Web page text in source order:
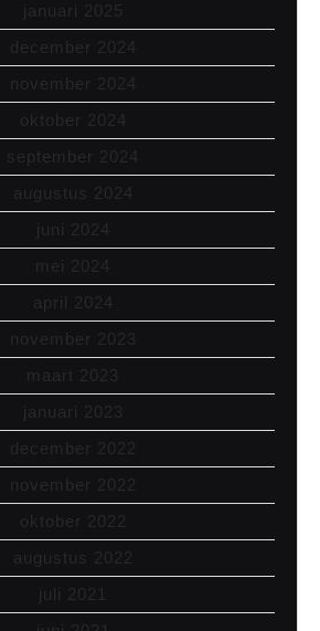
januari 2025
december 2024
november 2024
oktober 2024
september 2024
augustus 2024
juni 2024
mei 2024
april 2024
november 2023
maart 2023
januari 2023
december 2022
november 2022
oktober 2022
augustus 2022
juli 2021